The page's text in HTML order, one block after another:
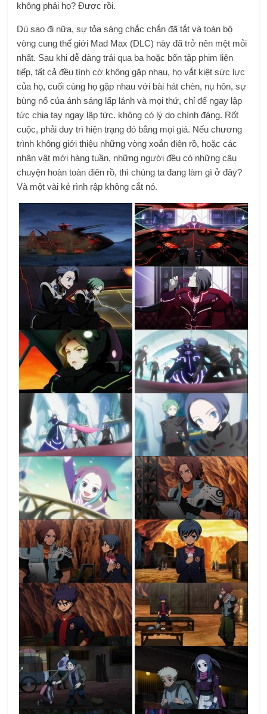
không phải họ? Được rồi.
Dù sao đi nữa, sự tỏa sáng chắc chắn đã tắt và toàn bộ
vòng cung thế giới Mad Max (DLC) này đã trở nên mệt mỏi
nhất. Sau khi dễ dàng trải qua ba hoặc bốn tập phim liên
tiếp, tất cả đều tình cờ không gặp nhau, họ vắt kiệt sức lực
của họ, cuối cùng họ gặp nhau với bài hát chèn, nụ hôn, sự
bùng nổ của ánh sáng lấp lánh và mọi thứ, chỉ để ngay lập
tức chia tay ngay lập tức. không có lý do chính đáng. Rốt
cuộc, phải duy trì hiện trạng đó bằng mọi giá. Nếu chương
trình không giới thiệu những vòng xoắn điên rồ, hoặc các
nhân vật mới hàng tuần, những người đều có những câu
chuyện hoàn toàn điên rồ, thì chúng ta đang làm gì ở đây?
Và một vài kẻ rình rập không cắt nó.